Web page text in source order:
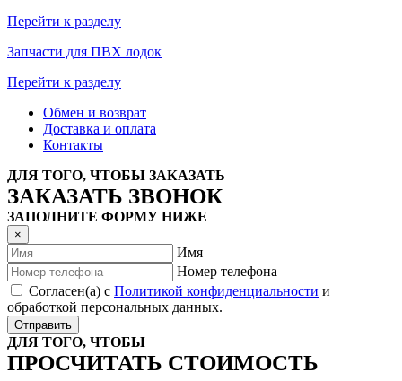
Перейти к разделу
Запчасти для ПВХ лодок
Перейти к разделу
Обмен и возврат
Доставка и оплата
Контакты
ДЛЯ ТОГО, ЧТОБЫ ЗАКАЗАТЬ
ЗАКАЗАТЬ ЗВОНОК
ЗАПОЛНИТЕ ФОРМУ НИЖЕ
×
Имя
Номер телефона
Согласен(а) с Политикой конфиденциальности и
обработкой персональных данных.
Отправить
ДЛЯ ТОГО, ЧТОБЫ
ПРОСЧИТАТЬ СТОИМОСТЬ